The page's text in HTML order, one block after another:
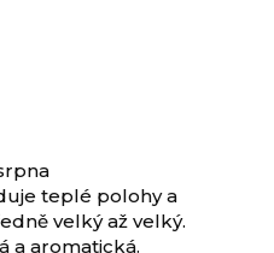
teplé polohy a
velký až velký.
a aromatická.